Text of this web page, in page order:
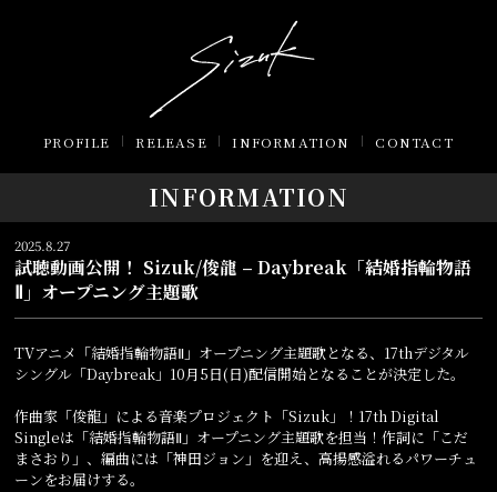
PROFILE RELEASE INFORMATION CONTACT
INFORMATION
2025.8.27
試聴動画公開！ Sizuk/俊龍 – Daybreak「結婚指輪物語
Ⅱ」オープニング主題歌
TVアニメ「結婚指輪物語Ⅱ」オープニング主題歌となる、17thデジタル
シングル「Daybreak」10月5日(日)配信開始となることが決定した。
作曲家「俊龍」による音楽プロジェクト「Sizuk」！17th Digital
Singleは「結婚指輪物語Ⅱ」オープニング主題歌を担当！作詞に「こだ
まさおり」、編曲には「神田ジョン」を迎え、高揚感溢れるパワーチュ
ーンをお届けする。